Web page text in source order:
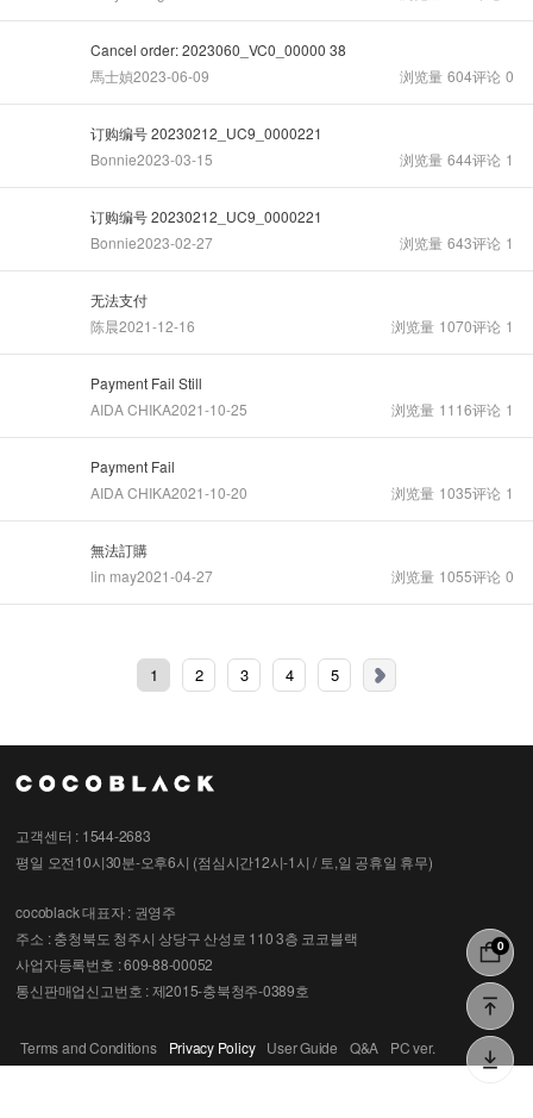
0
Cancel order: 2023060_VC0_00000 38
馬士媜2023-06-09 浏览量 604评论 0
订购编号 20230212_UC9_0000221
Bonnie2023-03-15 浏览量 644评论 1
订购编号 20230212_UC9_0000221
Bonnie2023-02-27 浏览量 643评论 1
无法支付
陈晨2021-12-16 浏览量 1070评论 1
Payment Fail Still
AIDA CHIKA2021-10-25 浏览量 1116评论 1
Payment Fail
AIDA CHIKA2021-10-20 浏览量 1035评论 1
無法訂購
lin may2021-04-27 浏览量 1055评论 0
1 2 3 4 5
고객센터 : 1544-2683
평일 오전10시30분-오후6시 (점심시간12시-1시 / 토,일 공휴일 휴무)
cocoblack대표자 : 권영주
주소 : 충청북도 청주시 상당구 산성로 110 3층 코코블랙
사업자등록번호 : 609-88-00052
통신판매업신고번호 : 제2015-충북청주-0389호
Terms and Conditions Privacy Policy User Guide Q&A PC ver.